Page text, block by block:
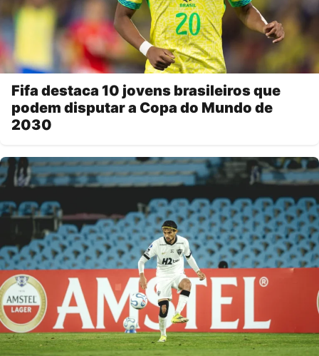
Fifa destaca 10 jovens brasileiros que
podem disputar a Copa do Mundo de
2030